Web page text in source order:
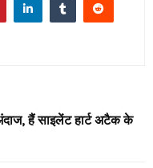
हैं साइलेंट हार्ट अटैक के